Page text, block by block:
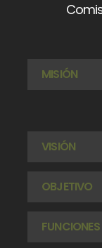
MISIÓN
VISIÓN
OBJETIVO
FUNCIONES